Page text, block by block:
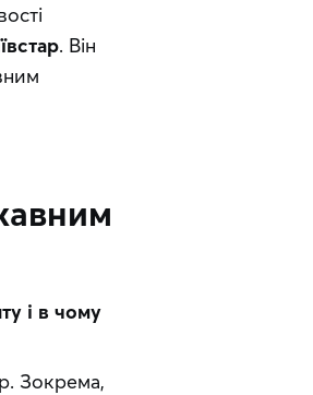
. Він
і в чому
Зокрема,